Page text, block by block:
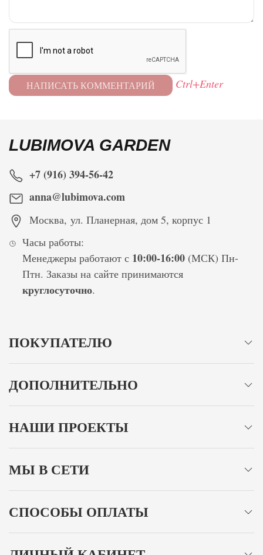
Ctrl+Enter
LUBIMOVA GARDEN
+7 (916) 394-56-42
anna@lubimova.com
Москва, ул. Планерная, дом 5, корпус 1
Часы работы:
Менеджеры работают с 10:00-16:00(МСК) Пн-
Птн. Заказы на сайте принимаются
круглосуточно.
ПОКУПАТЕЛЮ
ДОПОЛНИТЕЛЬНО
НАШИ ПРОЕКТЫ
МЫ В СЕТИ
СПОСОБЫ ОПЛАТЫ